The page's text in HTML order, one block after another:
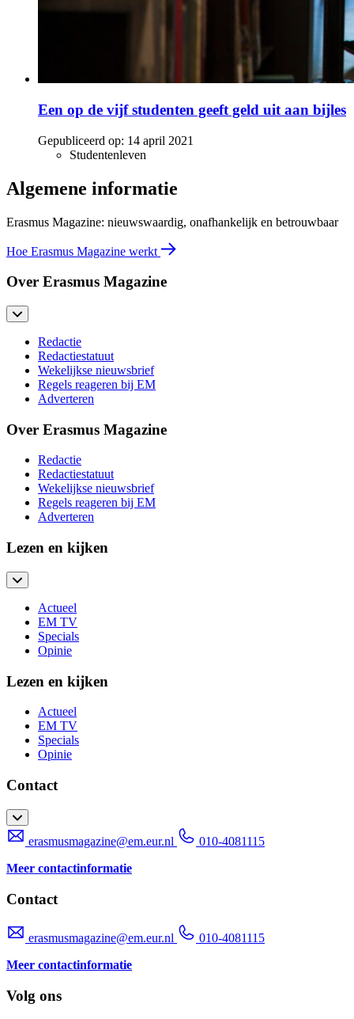
Een op de vijf studenten geeft geld uit aan bijles
Gepubliceerd op: 14 april 2021
Studentenleven
Algemene informatie
Erasmus Magazine: nieuwswaardig, onafhankelijk en betrouwbaar
Hoe Erasmus Magazine werkt
Over Erasmus Magazine
Redactie
Redactiestatuut
Wekelijkse nieuwsbrief
Regels reageren bij EM
Adverteren
Over Erasmus Magazine
Redactie
Redactiestatuut
Wekelijkse nieuwsbrief
Regels reageren bij EM
Adverteren
Lezen en kijken
Actueel
EM TV
Specials
Opinie
Lezen en kijken
Actueel
EM TV
Specials
Opinie
Contact
erasmusmagazine@em.eur.nl
010-4081115
Meer contactinformatie
Contact
erasmusmagazine@em.eur.nl
010-4081115
Meer contactinformatie
Volg ons